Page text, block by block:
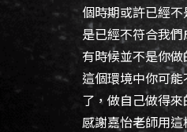
個時期或許已經
是已經不符合我
有時候並不是你
這個環境中你可
了，做自己做得
感謝嘉怡老師用這